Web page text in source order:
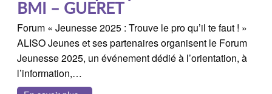
BMI – GUERET
Forum « Jeunesse 2025 : Trouve le pro qu’il te faut ! »
ALISO Jeunes et ses partenaires organisent le Forum
Jeunesse 2025, un événement dédié à l’orientation, à
l’information,…